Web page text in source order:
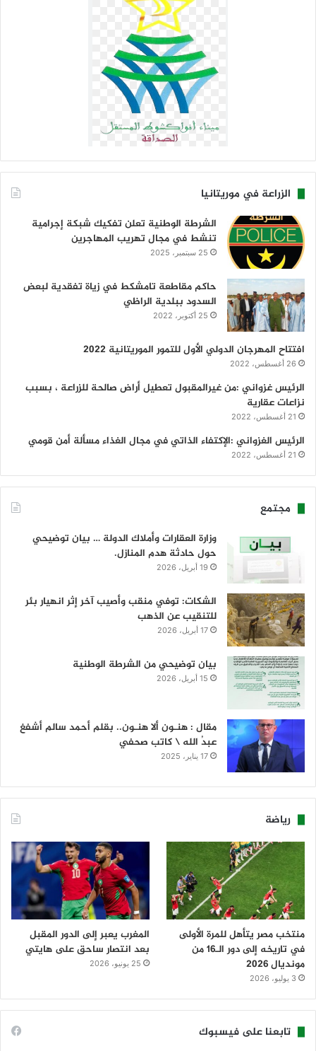
الزراعة في موريتانيا
الشرطة الوطنية تعلن تفكيك شبكة إجرامية
تنشط في مجال تهريب المهاجرين
25 سبتمبر، 2025
حاكم مقاطعة تامشكط في زياة تفقدية لبعض
السدود ببلدية الراظي
25 أكتوبر، 2022
افتتاح المهرجان الدولي الأول للتمور الموريتانية 2022
26 أغسطس، 2022
الرئيس غزواني :من غيرالمقبول تعطيل أراض صالحة للزراعة ، بسبب
نزاعات عقارية
21 أغسطس، 2022
الرئيس الغزواني :الإكتفاء الذاتي في مجال الغذاء مسألة أمن قومي
21 أغسطس، 2022
مجتمع
وزارة العقارات وأملاك الدولة … بيان توضيحي
حول حادثة هدم المنازل.
19 أبريل، 2026
الشكات: توفي منقب وأصيب آخر إثر انهيار بئر
للتنقيب عن الذهب
17 أبريل، 2026
بيان توضيحي من الشرطة الوطنية
15 أبريل، 2026
مقال : هنـون ألا هنـون.. بقلم أحمد سالم أشفغ
عبدُ الله \ كاتب صحفي
17 يناير، 2025
رياضة
منتخب مصر يتأهل للمرة الأولى
في تاريخه إلى دور الـ16 من
مونديال 2026
3 يوليو، 2026
المغرب يعبر إلى الدور المقبل
بعد انتصار ساحق على هايتي
25 يونيو، 2026
تابعنا على فيسبوك